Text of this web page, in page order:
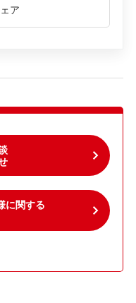
ア
に関する